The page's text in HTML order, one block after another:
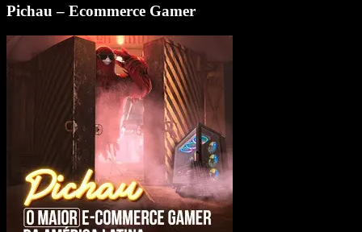
Pichau – Ecommerce Gamer